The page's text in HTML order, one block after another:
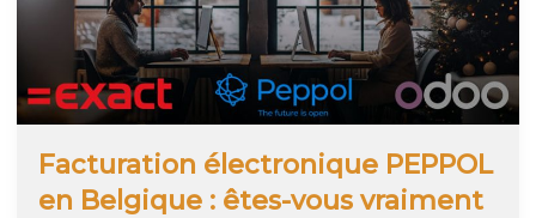
Facturation électronique PEPPOL
en Belgique : êtes-vous vraiment